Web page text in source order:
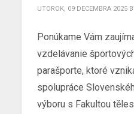
UTOROK, 09 DECEMBRA 2025
Ponúkame Vám
vzdelávanie
parašporte, ktoré
spolupráce
výboru s Fakultou